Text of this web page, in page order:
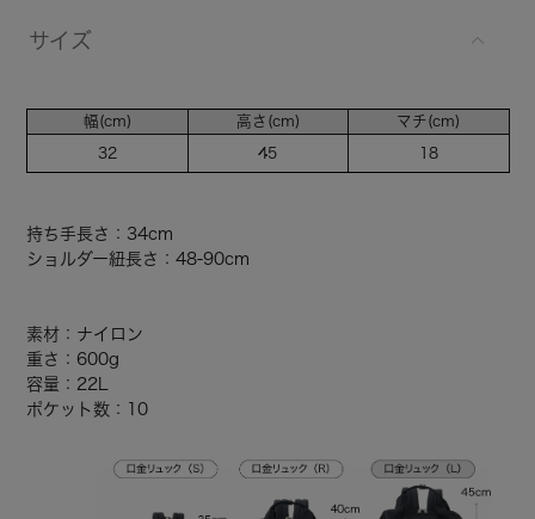
サイズ
幅(cm)
32
高さ(cm)
45
マチ(cm)
18
持ち手長さ：34cm
ショルダー紐長さ：48-90cm
素材：ナイロン
重さ：600g
容量：22L
ポケット数：10